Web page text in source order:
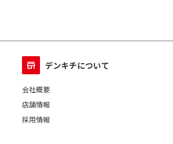
デンキチについて
会社概要
店舗情報
採用情報